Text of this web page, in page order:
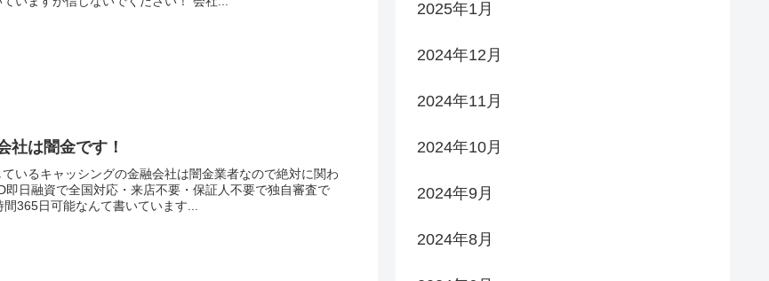
社は闇金です！
いるキャッシングの金融会社は闇金業者なので絶対に関わ
即日融資で全国対応・来店不要・保証人不要で独自審査で
365日可能なんて書いています...
2025年1月
2024年12月
2024年11月
2024年10月
2024年9月
2024年8月